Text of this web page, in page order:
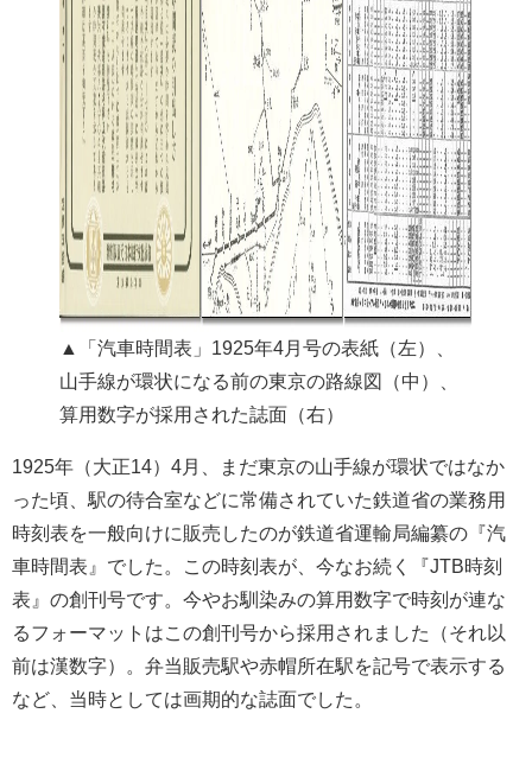
▲「汽車時間表」1925年4月号の表紙（左）、
山手線が環状になる前の東京の路線図（中）、
算用数字が採用された誌面（右）
1925年（大正14）4月、まだ東京の山手線が環状ではなか
った頃、駅の待合室などに常備されていた鉄道省の業務用
時刻表を一般向けに販売したのが鉄道省運輸局編纂の『汽
車時間表』でした。この時刻表が、今なお続く『JTB時刻
表』の創刊号です。今やお馴染みの算用数字で時刻が連な
るフォーマットはこの創刊号から採用されました（それ以
前は漢数字）。弁当販売駅や赤帽所在駅を記号で表示する
など、当時としては画期的な誌面でした。